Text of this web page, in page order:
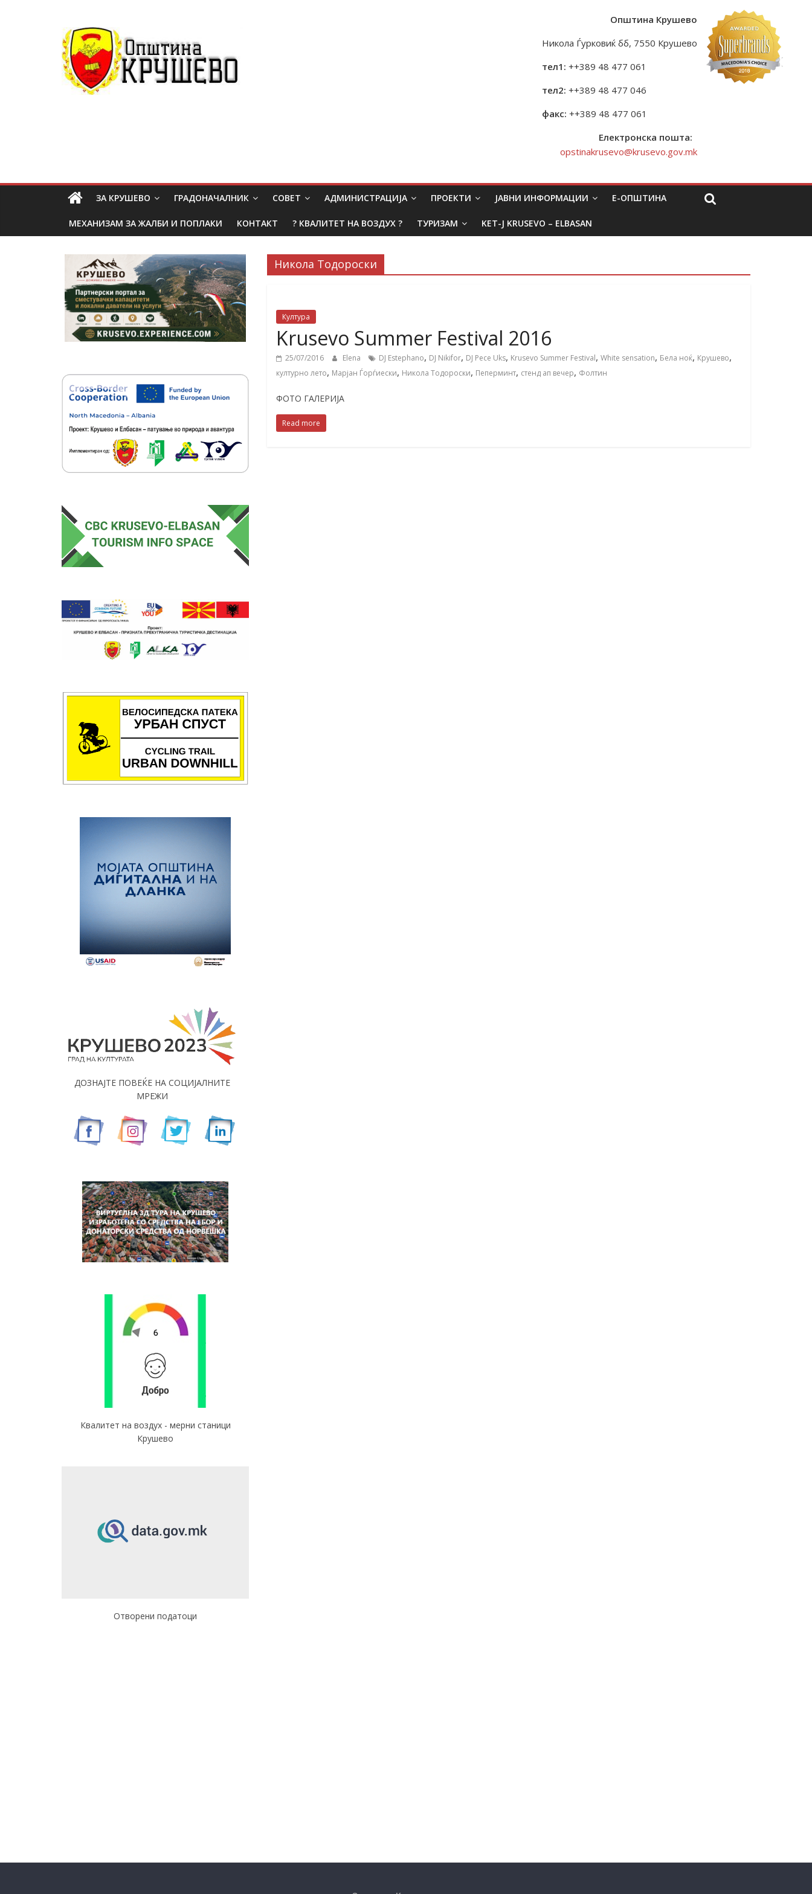
Општина Крушево
Никола Ѓурковиќ бб, 7550 Крушево
тел1: ++389 48 477 061
тел2: ++389 48 477 046
факс: ++389 48 477 061
Електронска пошта:
opstinakrusevo@krusevo.gov.mk
ЗА КРУШЕВО ГРАДОНАЧАЛНИК СОВЕТ АДМИНИСТРАЦИЈА ПРОЕКТИ ЈАВНИ ИНФОРМАЦИИ Е-ОПШТИНА
МЕХАНИЗАМ ЗА ЖАЛБИ И ПОПЛАКИ КОНТАКТ ? КВАЛИТЕТ НА ВОЗДУХ ? ТУРИЗАМ KET-J KRUSEVO – ELBASAN
Никола Тодороски
Култура
Krusevo Summer Festival 2016
25/07/2016 Elena DJ Estephano, DJ Nikifor, DJ Pece Uks, Krusevo Summer Festival, White sensation, Бела ноќ, Крушево,
културно лето, Марјан Ѓорѓиески, Никола Тодороски, Пеперминт, стенд ап вечер, Фолтин
ФОТО ГАЛЕРИЈА
Read more
ДОЗНАЈТЕ ПОВЕЌЕ НА СОЦИЈАЛНИТЕ
МРЕЖИ
Квалитет на воздух - мерни станици
Крушево
Отворени податоци